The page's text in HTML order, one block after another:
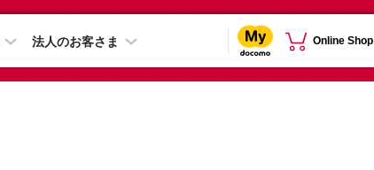
法人のお客さま Online Shop